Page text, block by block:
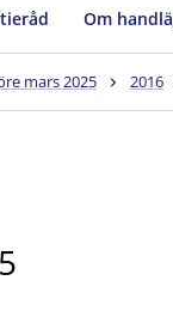
Om
mars 2025 2016